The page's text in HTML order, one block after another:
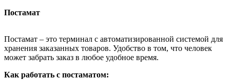
Постамат
Постамат – это терминал с автоматизированной системой для
хранения заказанных товаров. Удобство в том, что человек
может забрать заказ в любое удобное время.
Как работать с постаматом: